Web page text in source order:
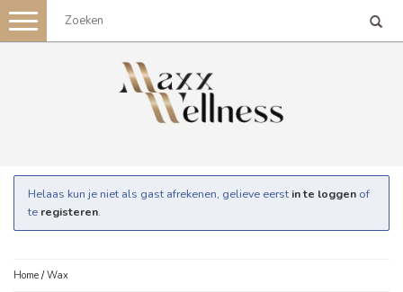
Toggle
navigation
Helaas kun je niet als gast afrekenen, gelieve eerst in te loggen of
te registeren.
Home /Wax